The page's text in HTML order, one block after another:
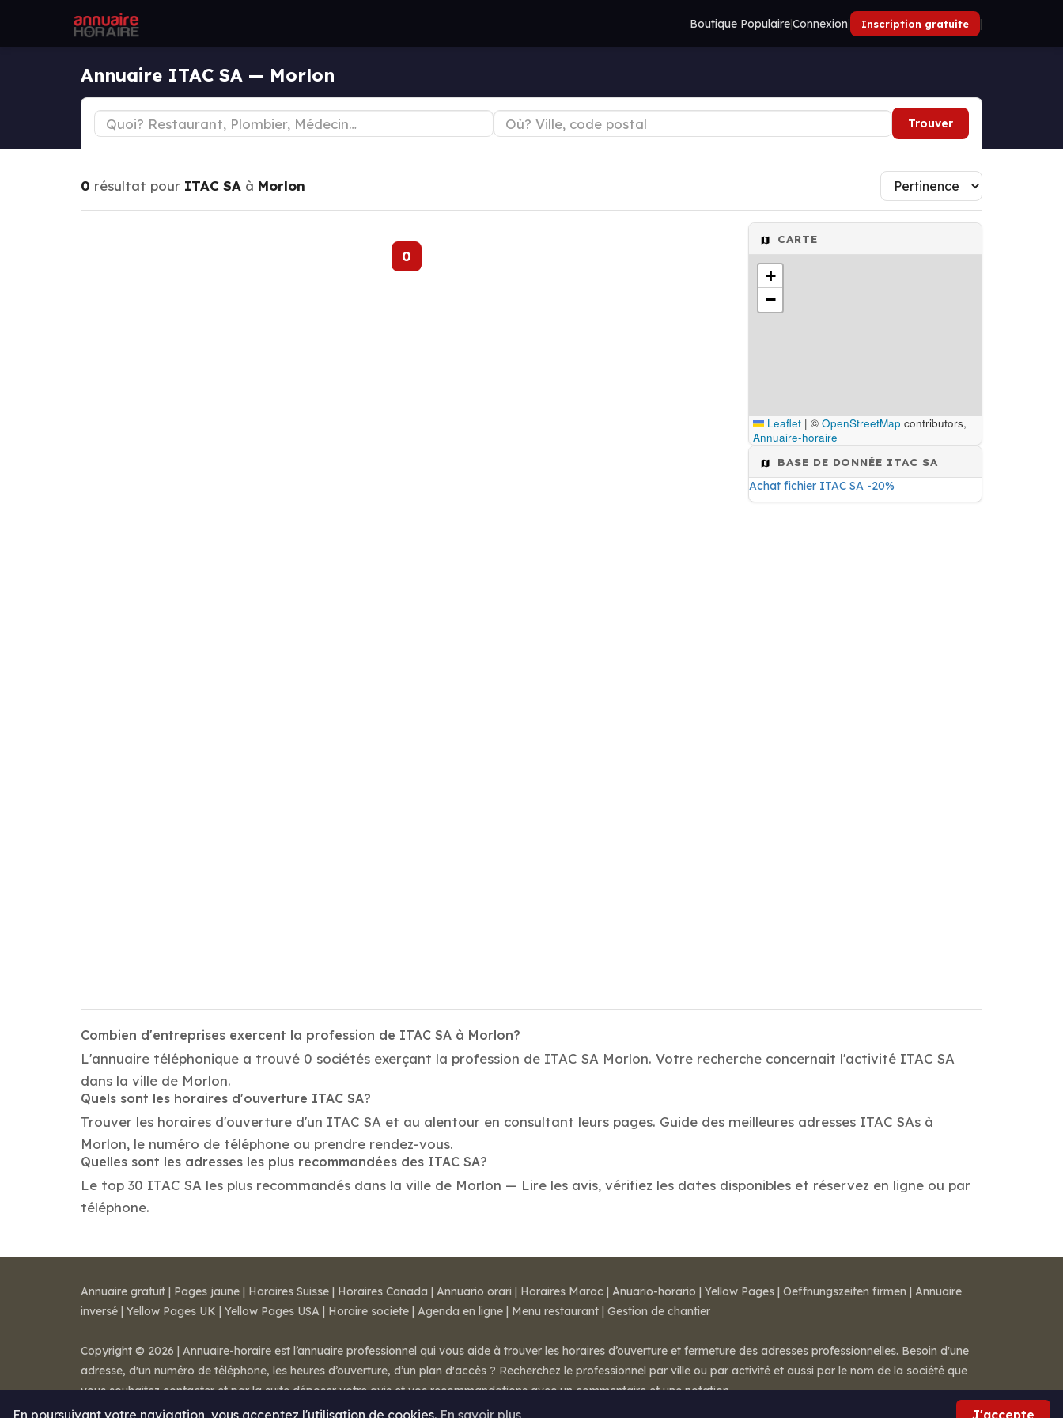
Boutique Populaire|Connexion| Inscription gratuite |
Annuaire ITAC SA — Morlon
Trouver
0 résultat pour ITAC SA à Morlon
0
CARTE
+
−
Leaflet | © OpenStreetMap contributors,
Annuaire-horaire
BASE DE DONNÉE ITAC SA
Achat fichier ITAC SA -20%
Combien d'entreprises exercent la profession de ITAC SA à Morlon?
L'annuaire téléphonique a trouvé 0 sociétés exerçant la profession de ITAC SA Morlon. Votre recherche concernait l'activité ITAC SA
dans la ville de Morlon.
Quels sont les horaires d'ouverture ITAC SA?
Trouver les horaires d'ouverture d'un ITAC SA et au alentour en consultant leurs pages. Guide des meilleures adresses ITAC SAs à
Morlon, le numéro de téléphone ou prendre rendez-vous.
Quelles sont les adresses les plus recommandées des ITAC SA?
Le top 30 ITAC SA les plus recommandés dans la ville de Morlon — Lire les avis, vérifiez les dates disponibles et réservez en ligne ou par
téléphone.
En poursuivant votre navigation, vous acceptez l'utilisation de cookies. En savoir plus J'accepte
Annuaire gratuit | Pages jaune | Horaires Suisse | Horaires Canada | Annuario orari | Horaires Maroc | Anuario-horario | Yellow Pages | Oeffnungszeiten firmen | Annuaire
inversé | Yellow Pages UK | Yellow Pages USA | Horaire societe | Agenda en ligne | Menu restaurant | Gestion de chantier
Copyright © 2026 | Annuaire-horaire est l’annuaire professionnel qui vous aide à trouver les horaires d’ouverture et fermeture des adresses professionnelles. Besoin d'une
adresse, d'un numéro de téléphone, les heures d’ouverture, d’un plan d'accès ? Recherchez le professionnel par ville ou par activité et aussi par le nom de la société que
vous souhaitez contacter et par la suite déposer votre avis et vos recommandations avec un commentaire et une notation.
Mentions légales-Conditions de ventes- Contact